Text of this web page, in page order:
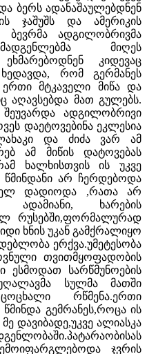
ბერს ადანაშაულებდნენ
ჯაშუშს და ამერიკის
ბევრმა ადგილობრივმა
მიღეს
კიდევაც
რომ გერმანეს
მტკაველი მიწა და
აღავსებდა მათ გულებს.
ადგილობრივი
დაეტოვებინა ეკლესია
და ძიძა ვარ ამ
ამ მიწის დატოვებას
ხალხისთვის ის უკვე
წმინდანი არ ჩერდებოდა
დადიოდა ,რათა არ
ადამიანი, ხარების
რუსებში,ფორმალურად
ხნის უკან გამქრალიყო
ერქვა.უმეტესობა
თვითმყოფადობის
ესმოდათ სარწმუნოების
სულმა მათში
რწმენა.ერთი
გემრანეს,როცა ის
დავიბადე,უკვე ალიასკა
ჯვრის